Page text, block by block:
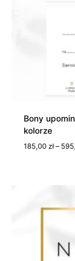
Bony
kolorze
185,00 zł –